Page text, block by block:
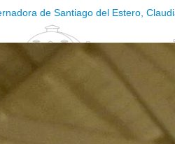
de Santiago del Estero,